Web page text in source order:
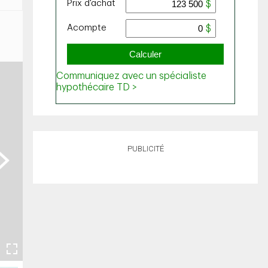
PUBLICITÉ